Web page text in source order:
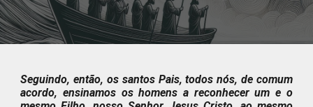
Seguindo, então, os santos Pais, todos nós, de comum
acordo, ensinamos os homens a reconhecer um e o